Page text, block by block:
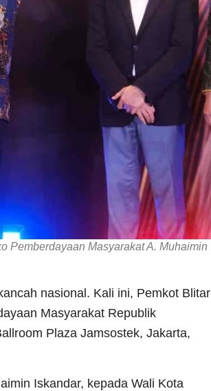
Pemberdayaan Masyarakat A. Muhaimin
nasional. Kali ini, Pemkot Blitar
Masyarakat Republik
Plaza Jamsostek, Jakarta,
Iskandar, kepada Wali Kota